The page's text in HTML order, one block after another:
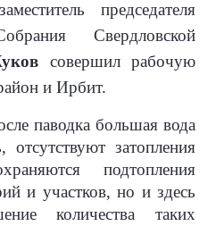
председателя
Свердловской
совершил рабочую
и Ирбит.
паводка большая вода
отсутствуют затопления
подтопления
и участков, но и здесь
количества таких